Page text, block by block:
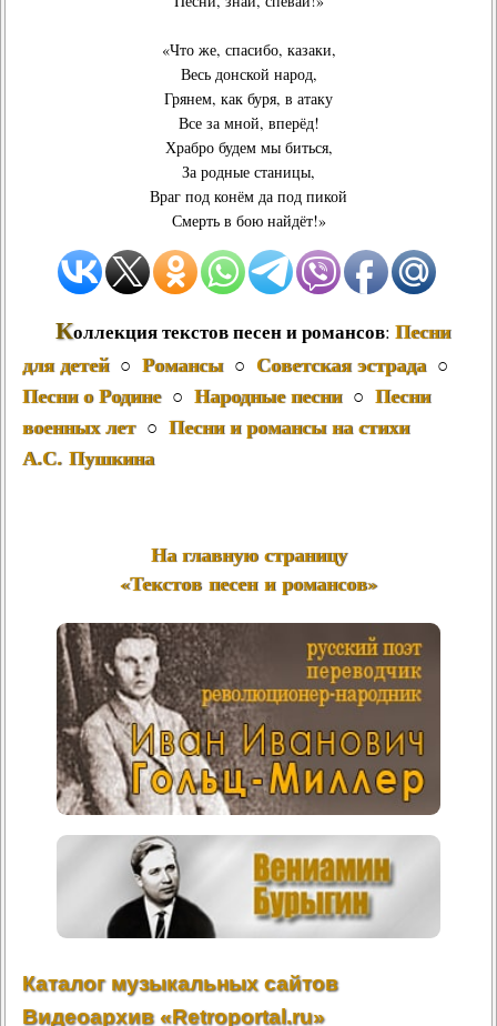
«Что же, спасибо, казаки,
Весь донской народ,
Грянем, как буря, в атаку
Все за мной, вперёд!
Храбро будем мы биться,
За родные станицы,
Враг под конём да под пикой
Смерть в бою найдёт!»
Коллекция текстов песен и романсов: Песни
для детей○ Романсы○ Советская эстрада○
Песни о Родине○ Народные песни○ Песни
военных лет○ Песни и романсы на стихи
А.С. Пушкина
На главную страницу
«Текстов песен и романсов»
Каталог музыкальных сайтов
Видеоархив «Retroportal.ru»